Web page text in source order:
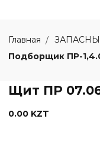
Главная
Подборщик ПР-
Щит ПР
0.00 KZT